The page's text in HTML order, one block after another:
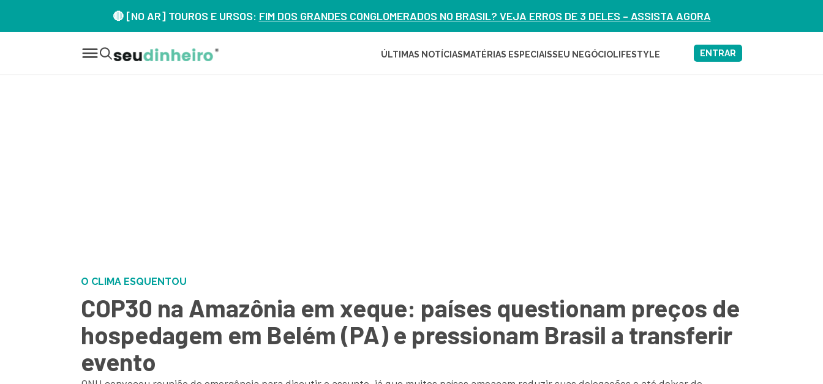
🔴 [NO AR] TOUROS E URSOS: FIM DOS GRANDES CONGLOMERADOS NO BRASIL? VEJA ERROS DE 3 DELES – ASSISTA AGORA
ÚLTIMAS NOTÍCIAS MATÉRIAS ESPECIAISSEU NEGÓCIOLIFESTYLE ENTRAR
O CLIMA ESQUENTOU
COP30 na Amazônia em xeque: países questionam preços de
hospedagem em Belém (PA) e pressionam Brasil a transferir
evento